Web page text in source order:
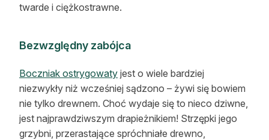
twarde i ciężkostrawne.
Bezwzględny zabójca
Boczniak ostrygowaty jest o wiele bardziej
niezwykły niż wcześniej sądzono – żywi się bowiem
nie tylko drewnem. Choć wydaje się to nieco dziwne,
jest najprawdziwszym drapieżnikiem! Strzępki jego
grzybni, przerastające spróchniałe drewno,